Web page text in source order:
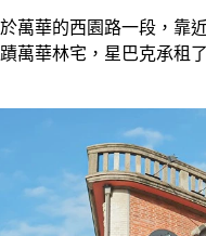
萬華的西園路一段，靠
萬華林宅，星巴克承租